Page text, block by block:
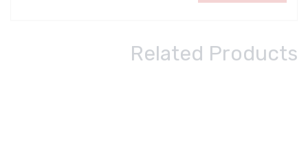
Related Products